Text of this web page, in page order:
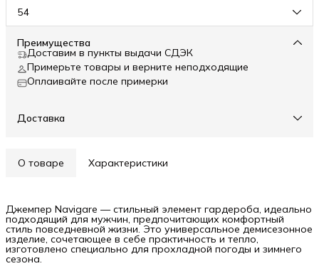
54
Преимущества
Доставим в пункты выдачи СДЭК
Примерьте товары и верните неподходящие
Оплаивайте после примерки
Доставка
О товаре Характеристики
Джемпер Navigare — стильный элемент гардероба, идеально
подходящий для мужчин, предпочитающих комфортный
стиль повседневной жизни. Это универсальное демисезонное
изделие, сочетающее в себе практичность и тепло,
изготовлено специально для прохладной погоды и зимнего
сезона.